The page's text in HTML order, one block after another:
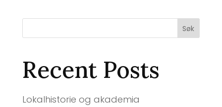
Søk
Recent Posts
Lokalhistorie og akademia